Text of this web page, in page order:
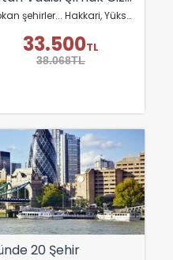
Büyüleyici manzaralar ve tarih kokan şehirler... Hakkari, Yüksekova, Zap Vadisi, Botan Vadisi, Şırnak ve Cizre’yi keşfetmeye gidiyoruz!
33.500TL
38.068TL
20 Şehir